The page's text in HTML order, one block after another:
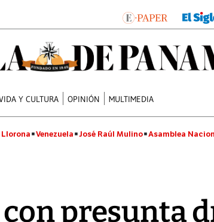
Y CULTURA OPINIÓN MULTIMEDIA
Llorona Venezuela José Raúl Mulino Asamblea
presunta